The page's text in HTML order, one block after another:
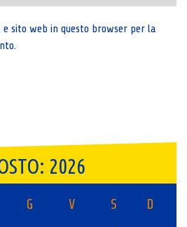
sito web in questo browser per la
2026
G V S D